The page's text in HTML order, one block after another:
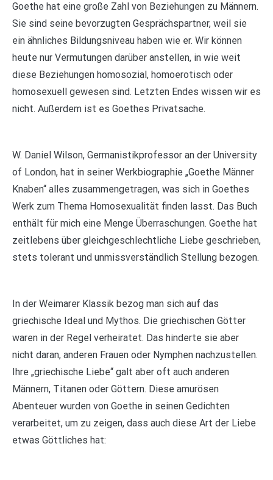
Goethe hat eine große Zahl von Beziehungen zu Männern.
Sie sind seine bevorzugten Gesprächspartner, weil sie
ein ähnliches Bildungsniveau haben wie er. Wir können
heute nur Vermutungen darüber anstellen, in wie weit
diese Beziehungen homosozial, homoerotisch oder
homosexuell gewesen sind. Letzten Endes wissen wir es
nicht. Außerdem ist es Goethes Privatsache.
W. Daniel Wilson, Germanistikprofessor an der University
of London, hat in seiner Werkbiographie „Goethe Männer
Knaben“ alles zusammengetragen, was sich in Goethes
Werk zum Thema Homosexualität finden lasst. Das Buch
enthält für mich eine Menge Überraschungen. Goethe hat
zeitlebens über gleichgeschlechtliche Liebe geschrieben,
stets tolerant und unmissverständlich Stellung bezogen.
In der Weimarer Klassik bezog man sich auf das
griechische Ideal und Mythos. Die griechischen Götter
waren in der Regel verheiratet. Das hinderte sie aber
nicht daran, anderen Frauen oder Nymphen nachzustellen.
Ihre „griechische Liebe“ galt aber oft auch anderen
Männern, Titanen oder Göttern. Diese amurösen
Abenteuer wurden von Goethe in seinen Gedichten
verarbeitet, um zu zeigen, dass auch diese Art der Liebe
etwas Göttliches hat: